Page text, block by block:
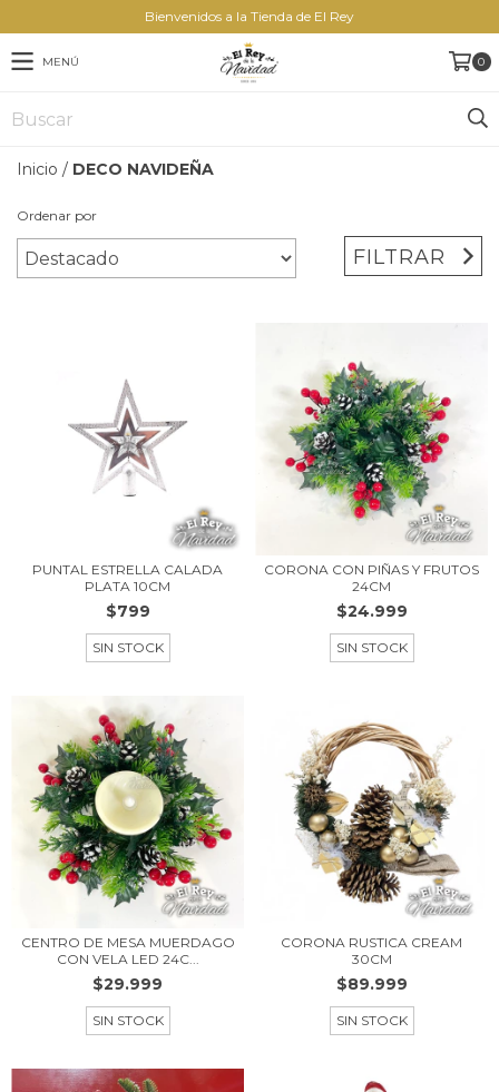
Bienvenidos a la Tienda de El Rey
MENÚ 0
Inicio / DECO NAVIDEÑA
Ordenar por
FILTRAR
PUNTAL ESTRELLA CALADA
PLATA 10CM
$799
SIN STOCK
CORONA CON PIÑAS Y FRUTOS
24CM
$24.999
SIN STOCK
CENTRO DE MESA MUERDAGO
CON VELA LED 24C...
$29.999
SIN STOCK
CORONA RUSTICA CREAM
30CM
$89.999
SIN STOCK